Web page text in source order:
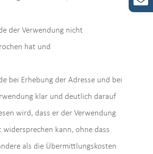
der Verwendung nicht
hat und
bei Erhebung der Adresse und bei
klar und deutlich darauf
wird, dass er der Verwendung
widersprechen kann, ohne dass
als die Übermittlungskosten